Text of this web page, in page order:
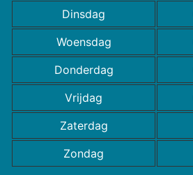
Dinsdag
Woensdag
Donderdag
Vrijdag
Zaterdag
Zondag